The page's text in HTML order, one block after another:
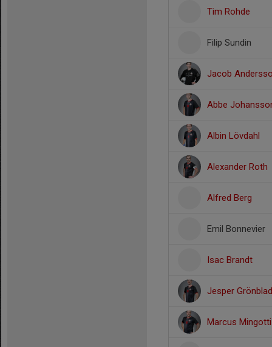
Tim Rohde
Filip Sundin
Jacob
Abbe
Albin Lövdahl
Alexander Roth
Alfred Berg
Emil Bonnevier
Isac Brandt
Jesper Grönblad
Marcus Mingotti